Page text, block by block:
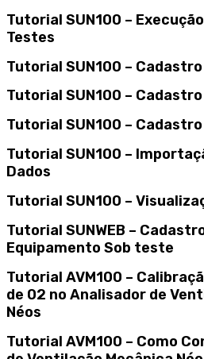
Tutorial SUN100 –
Testes
Tutorial SUN100 –
Tutorial SUN100 –
Tutorial SUN100 –
Tutorial SUN100 –
Dados
Tutorial SUN100 –
Tutorial SUNWEB –
Equipamento Sob teste
Tutorial AVM100 –
de 02 no Analisador de
Néos
Tutorial AVM100 – Como